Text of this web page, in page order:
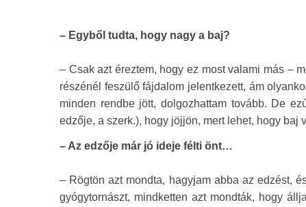
– Egyből tudta, hogy nagy a baj?
– Csak azt éreztem, hogy ez most valami más –
részénél feszülő fájdalom jelentkezett, ám
minden rendbe jött, dolgozhattam tovább. De
edzője, a szerk.), hogy jöjjön, mert lehet, hogy baj
– Az edzője már jó ideje félti önt…
– Rögtön azt mondta, hagyjam abba az edzést,
gyógytornászt, mindketten azt mondták, hogy